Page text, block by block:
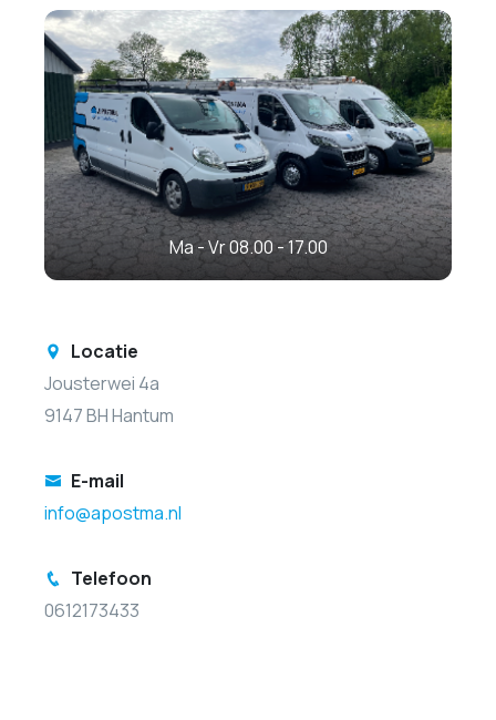
Ma - Vr 08.00 - 17.00
Locatie
Jousterwei 4a
9147 BH Hantum
E-mail
info@apostma.nl
Telefoon
0612173433